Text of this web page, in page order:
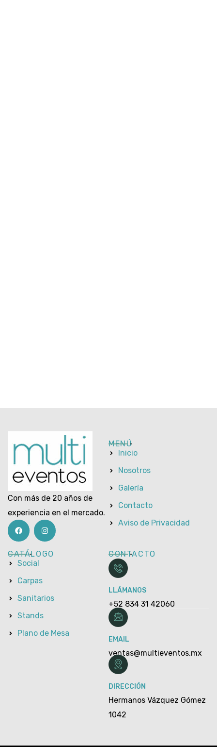
Con más de 20 años de
experiencia en el mercado.
MENÚ
Inicio
Nosotros
Galería
Contacto
Aviso de Privacidad
CATÁLOGO
Social
Carpas
Sanitarios
Stands
Plano de Mesa
CONTACTO
LLÁMANOS
+52 834 31 42060
EMAIL
ventas@multieventos.mx
DIRECCIÓN
Hermanos Vázquez Gómez
1042